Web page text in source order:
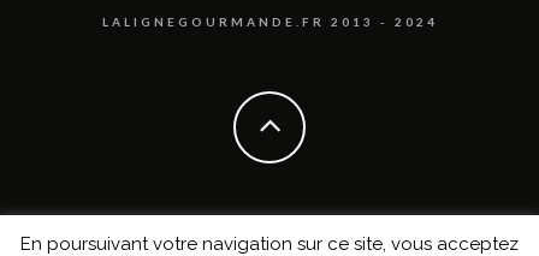
LALIGNEGOURMANDE.FR 2013 - 2024
En poursuivant votre navigation sur ce site, vous acceptez